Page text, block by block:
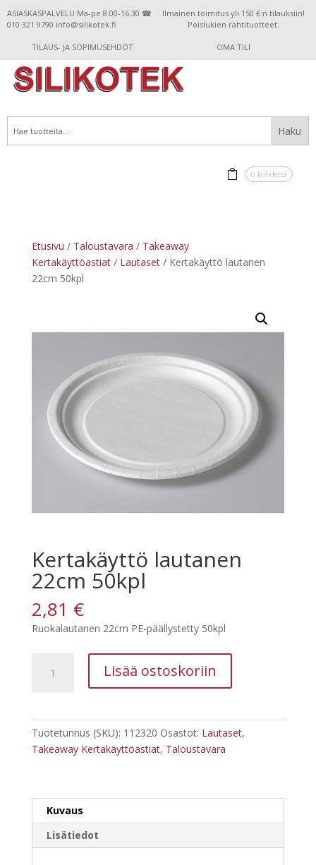
ASIASKASPALVELU Ma-pe 8.00-16.30 ☎
010 321 9790 info@silikotek.fi
Ilmainen toimitus yli 150 €:n tilauksiin!
Poislukien rahtituotteet.
TILAUS- JA SOPIMUSEHDOT OMA TILI
0 kohdetta
Etusivu / Taloustavara / Takeaway
Kertakäyttöastiat/ Lautaset/ Kertakäyttö lautanen
22cm 50kpl
Kertakäyttö lautanen
22cm 50kpl
2,81 €
Ruokalautanen 22cm PE-päällystetty 50kpl
lautanen
Lisää ostoskoriin
Tuotetunnus (SKU): 112320 Osastot: Lautaset,
Takeaway Kertakäyttöastiat, Taloustavara
Kuvaus
Lisätiedot